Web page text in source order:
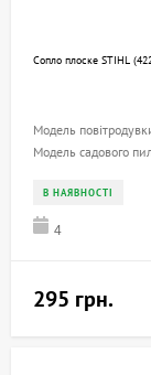
Сопло плоске STIHL
Модель
Модель садового
В НАЯВНОСТІ
4
295 грн.